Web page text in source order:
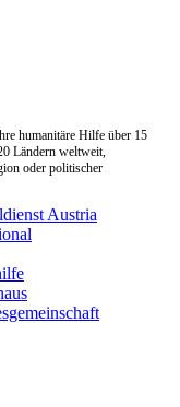
humanitäre Hilfe über 15
Ländern weltweit,
oder politischer
Austria